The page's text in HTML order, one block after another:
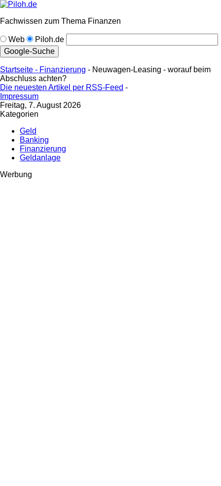
Fachwissen zum Thema Finanzen
Web Piloh.de
Startseite - Finanzierung - Neuwagen-Leasing - worauf beim
Abschluss achten?
Die neuesten Artikel per RSS-Feed -
Impressum
Freitag, 7. August 2026
Kategorien
Geld
Banking
Finanzierung
Geldanlage
Werbung